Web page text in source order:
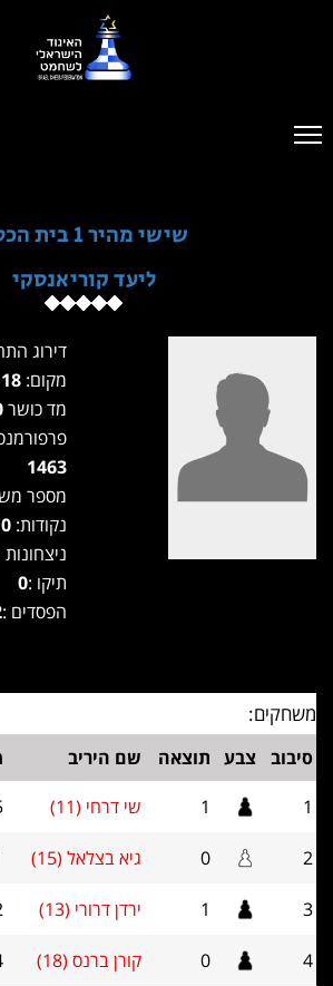
שישי מהיר 1 בית הכסף
ליעד קוריאנסקי
דירוג
מקום:
מד כושר
1463
מספר
נקודות:
ניצחונות
תיקו :0
הפסדים :
משחקים:
סיבוב צבע תוצאה שם היריב
1
1 שי דרחי (11)
2
0 גיא בצלאל (15)
3
1 ירדן דרורי (13)
4
0 קורן ברנס (18)